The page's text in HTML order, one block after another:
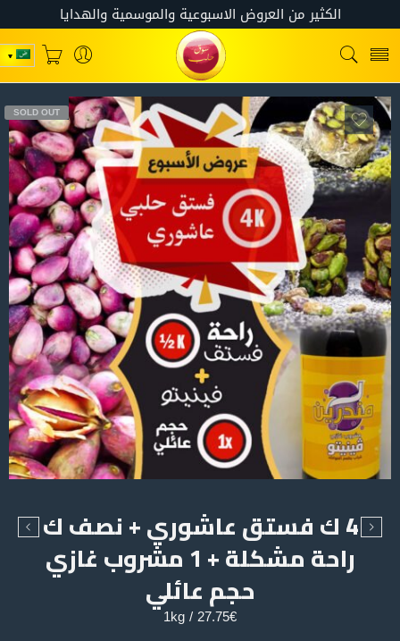
SOLD OUT
4 ك فستق عاشوري + نصف ك
راحة مشكلة + 1 مشروب غازي
حجم عائلي
27.75€ / 1kg